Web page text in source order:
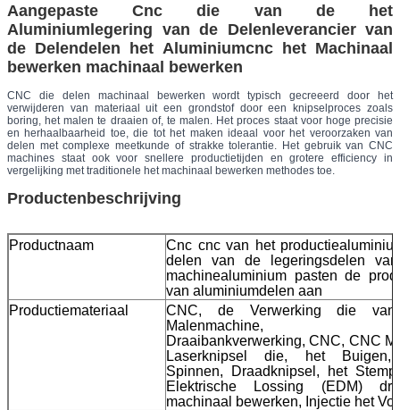
Aangepaste Cnc die van de het
Aluminiumlegering van de Delenleverancier van
de Delendelen het Aluminiumcnc het Machinaal
bewerken machinaal bewerken
CNC die delen machinaal bewerken wordt typisch gecreeerd door het
verwijderen van materiaal uit een grondstof door een knipselproces zoals
boring, het malen te draaien of, te malen. Het proces staat voor hoge precisie
en herhaalbaarheid toe, die tot het maken ideaal voor het veroorzaken van
delen met complexe meetkunde of strakke tolerantie. Het gebruik van CNC
machines staat ook voor snellere productietijden en grotere efficiency in
vergelijking met traditionele het machinaal bewerken methodes toe.
Productenbeschrijving
Productnaam
Cnc cnc van het
delen van de legeringsdelen
machinealuminium pasten de
van aluminiumdelen aan
Productiemateriaal
CNC, de Verwerking die
Malenmachine,
Draaibankverwerking, CNC, CNC
Laserknipsel die, het
Spinnen, Draadknipsel, het
Elektrische Lossing (EDM)
machinaal bewerken, Injectie het